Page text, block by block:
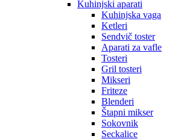
Kuhinjski aparati
Kuhinjska vaga
Ketleri
Sendvič toster
Aparati za vafle
Tosteri
Gril tosteri
Mikseri
Friteze
Blenderi
Štapni mikser
Sokovnik
Seckalice